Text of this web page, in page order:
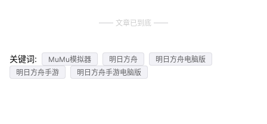
文章已到底
关键词: MuMu模拟器 明日方舟
明日方舟电脑版
明日方舟手游
明日方舟手游电脑版